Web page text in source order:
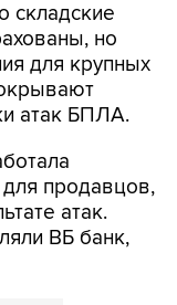
складские
но
для крупных
атак БПЛА.
продавцов,
атак.
ВБ банк,